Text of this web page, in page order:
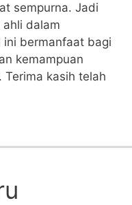
sempurna. ⁢Jadi
dalam
ini bermanfaat bagi
kemampuan
kasih telah